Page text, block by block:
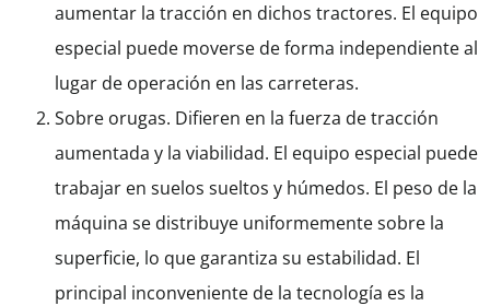
aumentar la tracción en dichos tractores. El equipo
especial puede moverse de forma independiente al
lugar de operación en las carreteras.
Sobre orugas. Difieren en la fuerza de tracción
aumentada y la viabilidad. El equipo especial puede
trabajar en suelos sueltos y húmedos. El peso de la
máquina se distribuye uniformemente sobre la
superficie, lo que garantiza su estabilidad. El
principal inconveniente de la tecnología es la